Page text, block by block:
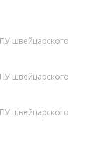
швейцарского
швейцарского
швейцарского